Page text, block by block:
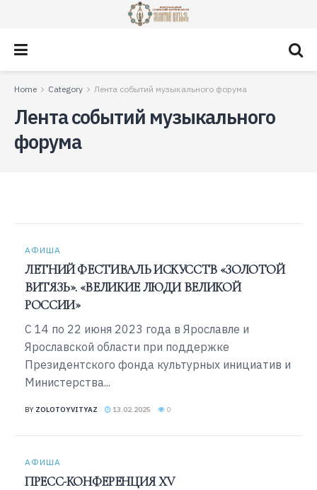
Home Category Лента событий музыкального форума
Лента событий музыкального
форума
АФИША
ЛЕТНИЙ ФЕСТИВАЛЬ ИСКУССТВ «ЗОЛОТОЙ
ВИТЯЗЬ». «ВЕЛИКИЕ ЛЮДИ ВЕЛИКОЙ
РОССИИ»
С 14 по 22 июня 2023 года в Ярославле и
Ярославской области при поддержке
Президентского фонда культурных инициатив и
Министерства...
BY ZOLOTOYVITYAZ 13.02.2025 0
АФИША
ПРЕСС-КОНФЕРЕНЦИЯ XV